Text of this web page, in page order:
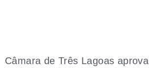
Câmara de Três Lagoas